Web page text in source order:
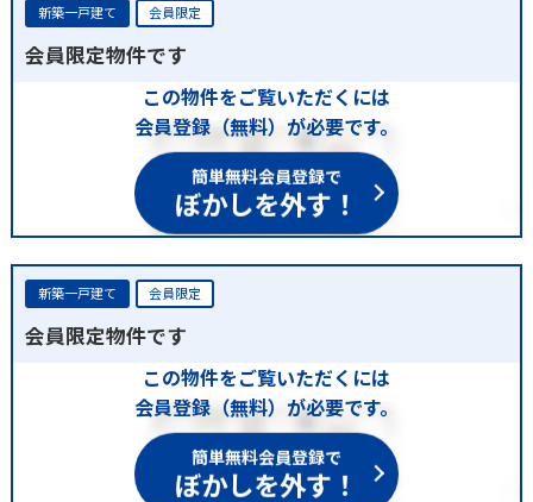
新築一戸建て 会員限定
会員限定物件です
この物件をご覧いただくには
会員登録（無料）が必要です。
簡単無料会員登録で
ぼかしを外す！
新築一戸建て 会員限定
会員限定物件です
この物件をご覧いただくには
会員登録（無料）が必要です。
簡単無料会員登録で
ぼかしを外す！